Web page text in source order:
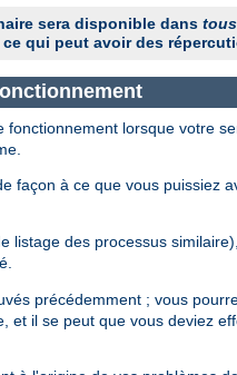
sera disponible dans tous
ce qui peut avoir des
lorsque votre
façon à ce que vous puissiez
listage des processus
précédemment ; vous
il se peut que vous deviez